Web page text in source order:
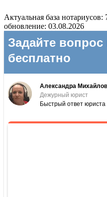
Актуальная база
обновление: 03.08.2026